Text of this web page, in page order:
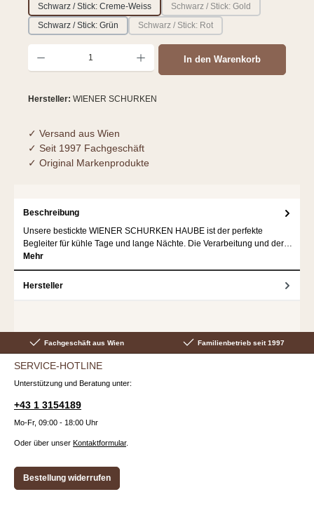
Schwarz / Stick: Creme-Weiss Schwarz / Stick: Gold
(Diese Option ist zurzeit nicht
Schwarz / Stick: Grün Schwarz / Stick: Rot
(Diese Option ist zurzeit nicht verfügbar.)
Produkt Anzahl: Gib den gewünschten Wert ein oder benutze die Schaltflächen um
In den Warenkorb
Hersteller: WIENER SCHURKEN
✓ Versand aus Wien
✓ Seit 1997 Fachgeschäft
✓ Original Markenprodukte
Beschreibung
Unsere bestickte WIENER SCHURKEN HAUBE ist der perfekte
Begleiter für kühle Tage und lange Nächte. Die Verarbeitung und der…
Mehr
Hersteller
Fachgeschäft aus Wien Familienbetrieb seit 1997
SERVICE-HOTLINE
Unterstützung und Beratung unter:
+43 1 3154189
Mo-Fr, 09:00 - 18:00 Uhr
Oder über unser Kontaktformular.
Bestellung widerrufen